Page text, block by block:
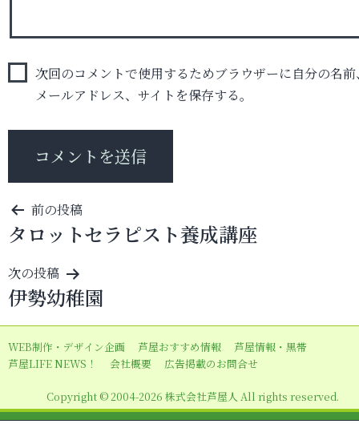
次回のコメントで使用するためブラウザーに自分の名前
メールアドレス、サイトを保存する。
投
稿
ナ
ビ
ゲ
ー
シ
ン
前の投稿
タロットセラピスト養成講座
次の投稿
伊勢幼稚園
WEB制作・デザイン企画 芦屋おすすめ情報
芦屋情報・黒帯
芦屋LIFE NEWS！
会社概要 広告掲載のお問合せ
Copyright © 2004-2026 株式会社芦屋人 All rights reserved.